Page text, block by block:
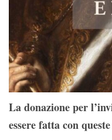
La donazione per
essere fatta con